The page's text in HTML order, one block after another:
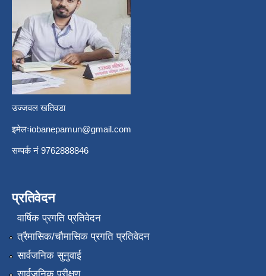
उज्जवल खतिवडा
इमेलःiobanepamun@gmail.com
सम्पर्क नंं 9762888846
प्रतिवेदन
वार्षिक प्रगति प्रतिवेदन
त्रैमासिक/चौमासिक प्रगति प्रतिवेदन
सार्वजनिक सुनुवाई